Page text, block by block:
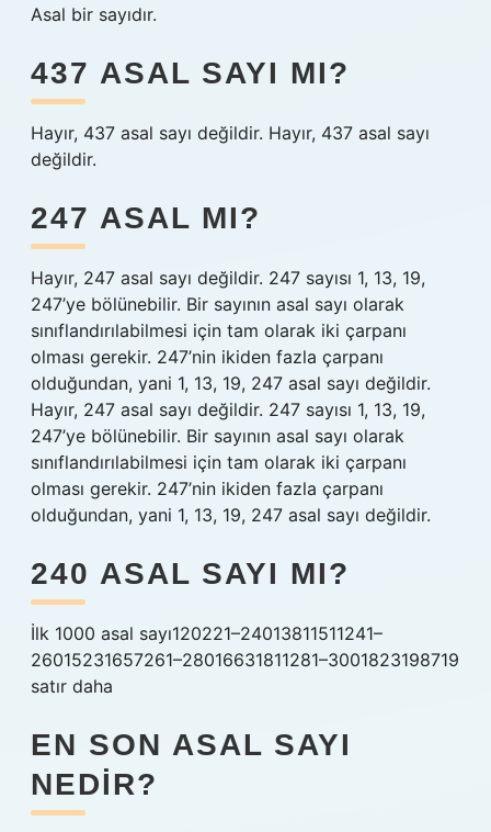
Asal bir sayıdır.
437 ASAL SAYI MI?
Hayır, 437 asal sayı değildir. Hayır, 437 asal sayı
değildir.
247 ASAL MI?
Hayır, 247 asal sayı değildir. 247 sayısı 1, 13, 19,
247’ye bölünebilir. Bir sayının asal sayı olarak
sınıflandırılabilmesi için tam olarak iki çarpanı
olması gerekir. 247’nin ikiden fazla çarpanı
olduğundan, yani 1, 13, 19, 247 asal sayı değildir.
Hayır, 247 asal sayı değildir. 247 sayısı 1, 13, 19,
247’ye bölünebilir. Bir sayının asal sayı olarak
sınıflandırılabilmesi için tam olarak iki çarpanı
olması gerekir. 247’nin ikiden fazla çarpanı
olduğundan, yani 1, 13, 19, 247 asal sayı değildir.
240 ASAL SAYI MI?
İlk 1000 asal sayı120221–24013811511241–
26015231657261–28016631811281–3001823198719
satır daha
EN SON ASAL SAYI
NEDIR?